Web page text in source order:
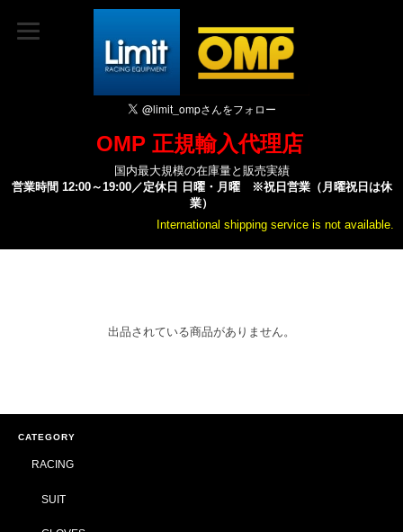
OMP 正規輸入代理店
国内最大規模の在庫量と販売実績
営業時間 12:00～19:00／定休日 日曜・月曜 ※祝日営業（月曜祝日は休
業）
International shipping service is not available.
出品されている商品がありません。
CATEGORY
RACING
SUIT